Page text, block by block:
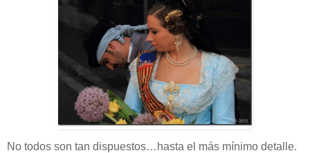
No todos son tan dispuestos…hasta el más mínimo detalle.